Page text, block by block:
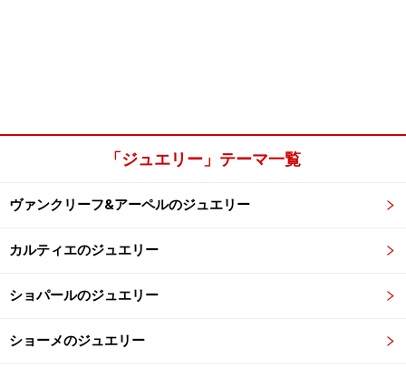
「ジュエリー」テーマ一覧
ヴァンクリーフ&アーペルのジュエリー
カルティエのジュエリー
ショパールのジュエリー
ショーメのジュエリー